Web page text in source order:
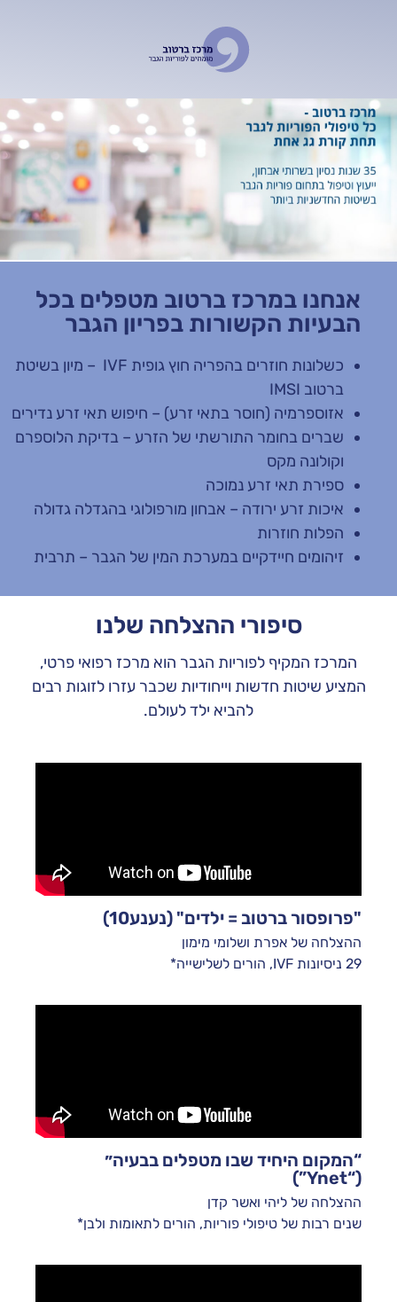
אנחנו במרכז ברטוב מטפלים בכל
הבעיות הקשורות בפריון הגבר
כשלונות חוזרים בהפריה חוץ גופית IVF – מיון בשיטת
ברטוב IMSI
אזוספרמיה (חוסר בתאי זרע) – חיפוש תאי זרע נדירים
שברים בחומר התורשתי של הזרע – בדיקת הלוספרם
וקולונה מקס
ספירת תאי זרע נמוכה
איכות זרע ירודה – אבחון מורפולוגי בהגדלה גדולה
הפלות חוזרות
זיהומים חיידקיים במערכת המין של הגבר – תרבית
סיפורי ההצלחה שלנו
המרכז המקיף לפוריות הגבר הוא מרכז רפואי פרטי,
המציע שיטות חדשות וייחודיות שכבר עזרו לזוגות רבים
להביא ילד לעולם.
"פרופסור ברטוב = ילדים" (נענע10)
ההצלחה של אפרת ושלומי מימון
29 ניסיונות IVF, הורים לשלישייה*
“המקום היחיד שבו מטפלים בבעיה״
(“Ynet”)
ההצלחה של ליהי ואשר קדן
שנים רבות של טיפולי פוריות, הורים לתאומות ולבן*